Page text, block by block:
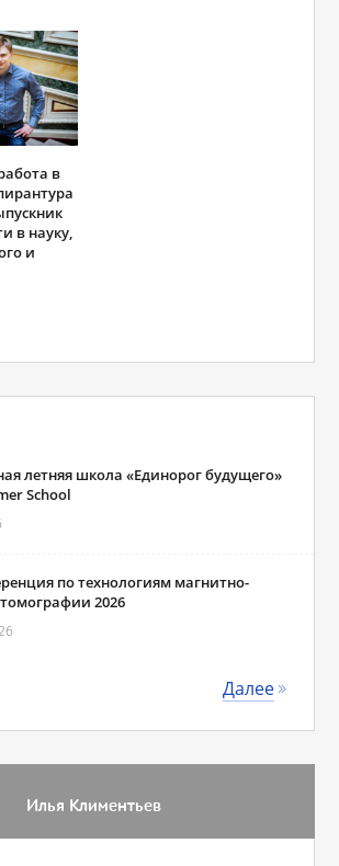
в
в науку,
и
летняя школа «Единорог будущего»
School
по технологиям магнитно-
2026
Далее
Илья Климентьев